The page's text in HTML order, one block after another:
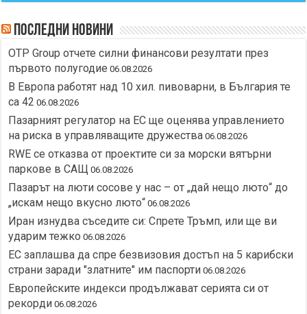
Последни новини
OTP Group отчете силни финансови резултати през
първото полугодие 06.08.2026
В Европа работят над 10 хил. пивоварни, в България те
са 42 06.08.2026
Пазарният регулатор на ЕС ще оценява управлението
на риска в управляващите дружества 06.08.2026
RWE се отказва от проектите си за морски вятърни
паркове в САЩ 06.08.2026
Пазарът на люти сосове у нас – от „дай нещо люто“ до
„искам нещо вкусно люто“ 06.08.2026
Иран изнудва съседите си: Спрете Тръмп, или ще ви
ударим тежко 06.08.2026
ЕС заплашва да спре безвизовия достъп на 5 карибски
страни заради "златните" им паспорти 06.08.2026
Европейските индекси продължават серията си от
рекорди 06.08.2026